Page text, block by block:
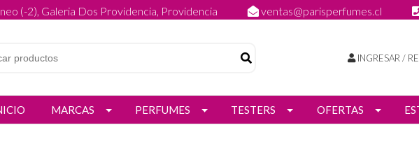
(-2), Galeria Dos Providencia, Providencia ventas@parisperfumes.cl
INGRESAR /
MARCAS PERFUMES TESTERS OFERTAS